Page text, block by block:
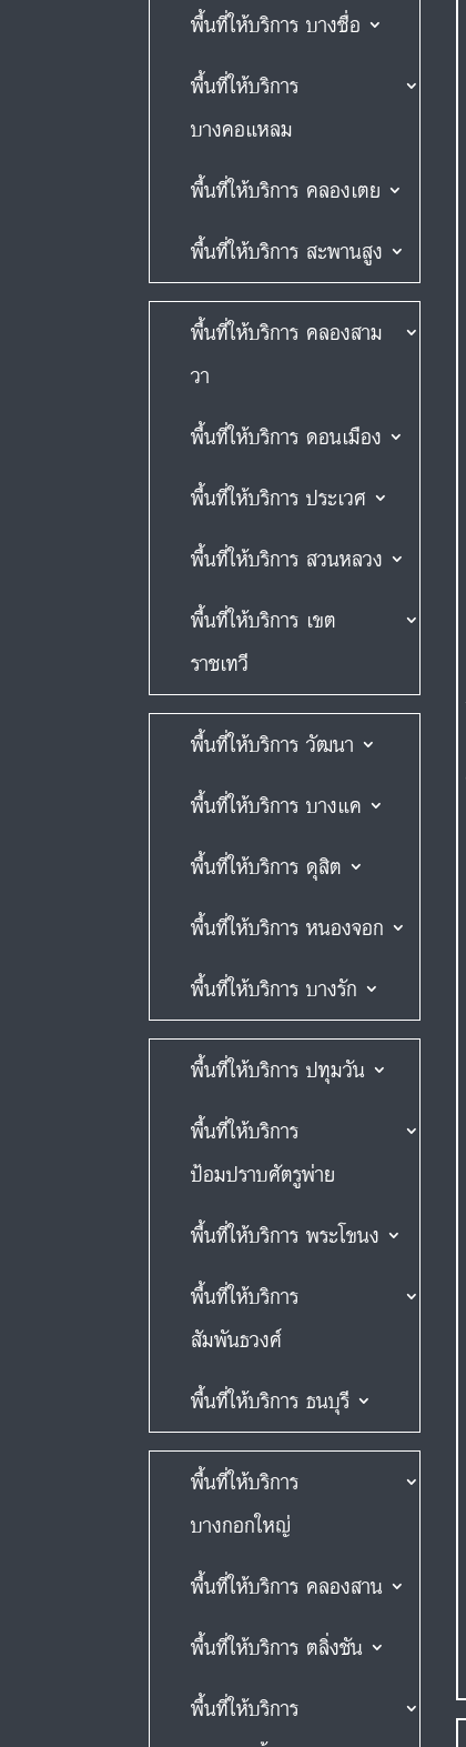
พื้นที่ให้บริการ บางซื่อ
พื้นที่ให้บริการ
บางคอแหลม
พื้นที่ให้บริการ คลองเตย
พื้นที่ให้บริการ สะพานสูง
พื้นที่ให้บริการ คลองสาม
วา
พื้นที่ให้บริการ ดอนเมือง
พื้นที่ให้บริการ ประเวศ
พื้นที่ให้บริการ สวนหลวง
พื้นที่ให้บริการ เขต
ราชเทวี
พื้นที่ให้บริการ วัฒนา
พื้นที่ให้บริการ บางแค
พื้นที่ให้บริการ ดุสิต
พื้นที่ให้บริการ หนองจอก
พื้นที่ให้บริการ บางรัก
พื้นที่ให้บริการ ปทุมวัน
พื้นที่ให้บริการ
ป้อมปราบศัตรูพ่าย
พื้นที่ให้บริการ พระโขนง
พื้นที่ให้บริการ
สัมพันธวงศ์
พื้นที่ให้บริการ ธนบุรี
พื้นที่ให้บริการ
บางกอกใหญ่
พื้นที่ให้บริการ คลองสาน
พื้นที่ให้บริการ ตลิ่งชัน
พื้นที่ให้บริการ